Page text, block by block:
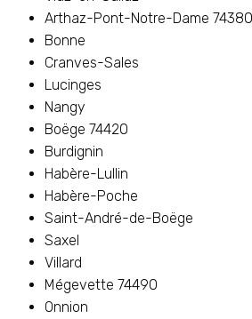
Arthaz-Pont-Notre-Dame 74380
Bonne
Cranves-Sales
Lucinges
Nangy
Boëge 74420
Burdignin
Habère-Lullin
Habère-Poche
Saint-André-de-Boëge
Saxel
Villard
Mégevette 74490
Onnion